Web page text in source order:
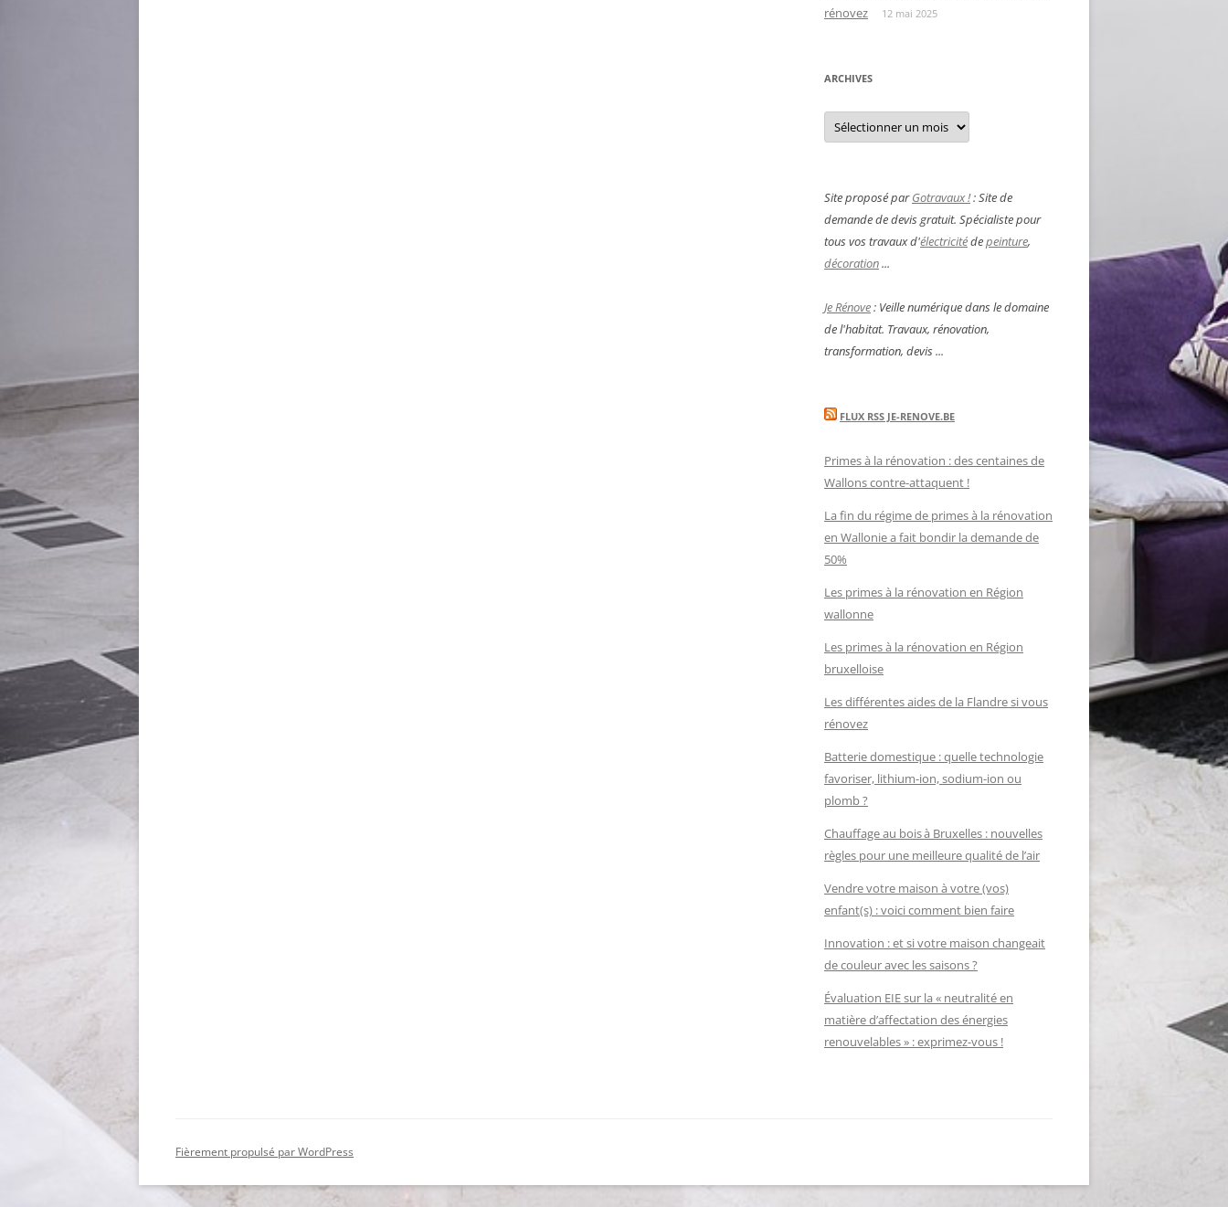
rénovez
12 mai 2025
ARCHIVES
Archives
Site proposé parGotravaux !: Site de
demande de devis gratuit. Spécialiste pour
tous vos travaux d'électricitédepeinture,
décoration...
Je Rénove: Veille numérique dans le domaine
de l'habitat. Travaux, rénovation,
transformation, devis ...
FLUX RSS JE-RENOVE.BE
Primes à la rénovation : des centaines de
Wallons contre-attaquent !
La fin du régime de primes à la rénovation
en Wallonie a fait bondir la demande de
50%
Les primes à la rénovation en Région
wallonne
Les primes à la rénovation en Région
bruxelloise
Les différentes aides de la Flandre si vous
rénovez
Batterie domestique : quelle technologie
favoriser, lithium-ion, sodium-ion ou
plomb ?
Chauffage au bois à Bruxelles : nouvelles
règles pour une meilleure qualité de l’air
Vendre votre maison à votre (vos)
enfant(s) : voici comment bien faire
Innovation : et si votre maison changeait
de couleur avec les saisons ?
Évaluation EIE sur la « neutralité en
matière d’affectation des énergies
renouvelables » : exprimez-vous !
Fièrement propulsé par WordPress